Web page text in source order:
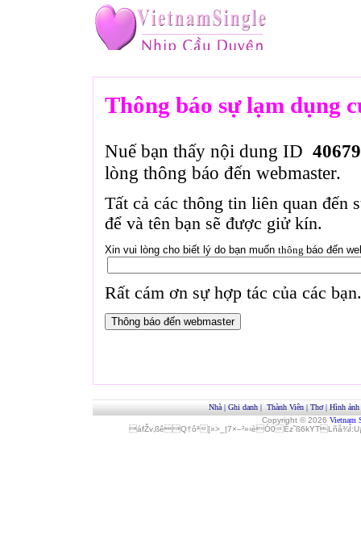
Thông báo sự lạm dụng
Nuế bạn thấy nội dung ID
lòng thông báo đến webmaster.
Tất cả các thông tin liên quan đến
để và tên bạn sẽ được giử kín.
Xin vui lòng cho biết lý do bạn muốn thông báo đến
Rất cám ơn sự hợp tác của các bạn.
Nhà | Ghi danh | Thành Viên | Thơ| Hình ảnh
Copyright © 2026 Vietnam
áfŽv‚ßêQ†ôª[»>_|7×–²»‹èÓ0